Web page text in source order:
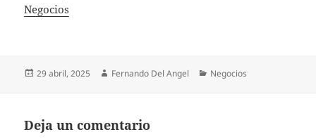
In relation to
Negocios
Publicado
29 abril, 2025 Autor
Fernando Del Angel Categorías
Negocios
Deja un comentario